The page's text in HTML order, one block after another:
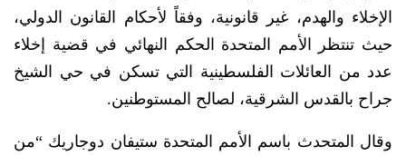
الإخلاء والهدم، غير قانونية، وفقاً لأحكام القانون الدولي،
حيث تنتظر الأمم المتحدة الحكم النهائي في قضية إخلاء
عدد من العائلات الفلسطينية التي تسكن في حي الشيخ
جراح بالقدس الشرقية، لصالح المستوطنين.
وقال المتحدث باسم الأمم المتحدة ستيفان دوجاريك “من